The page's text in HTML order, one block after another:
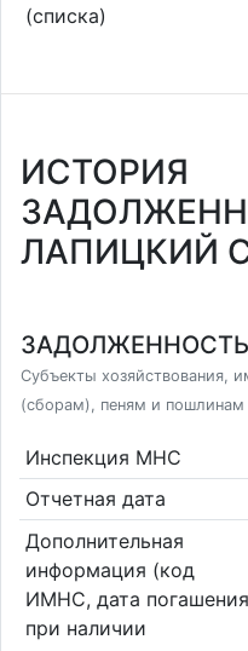
(списка)
ИСТОРИЯ
ЛАПИЦКИЙ
Субъекты хозяйствования,
(сборам), пеням и пошлинам
Инспекция МНС
Отчетная дата
Дополнительная
информация (код
ИМНС, дата
при наличии